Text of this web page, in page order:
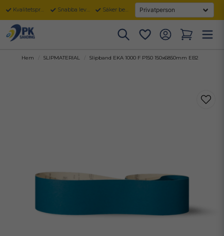
Kvalitetsprodukter Snabba leveranser Säker betalning
Hem SLIPMATERIAL Slipband EKA 1000 F P150 150x6850mm EB2